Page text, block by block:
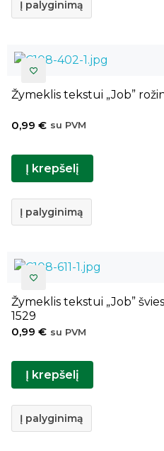
Į palyginimą
Žymeklis tekstui „Job”
0,99 € su PVM
Į krepšelį
Į palyginimą
Žymeklis tekstui „Job”
1529
0,99 € su PVM
Į krepšelį
Į palyginimą